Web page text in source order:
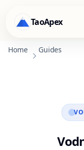
TaoApex
Home Guides